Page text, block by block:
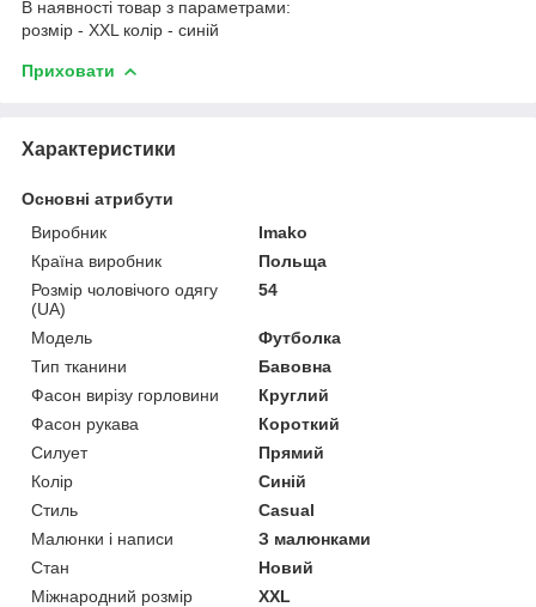
В наявності товар з параметрами:
розмір - XXL колір - синій
Приховати
Характеристики
Основні атрибути
Виробник
Imako
Країна виробник
Польща
Розмір чоловічого одягу
(UA)
54
Модель
Футболка
Тип тканини
Бавовна
Фасон вирізу горловини
Круглий
Фасон рукава
Короткий
Силует
Прямий
Колір
Синій
Стиль
Casual
Малюнки і написи
З малюнками
Стан
Новий
Міжнародний розмір
XXL